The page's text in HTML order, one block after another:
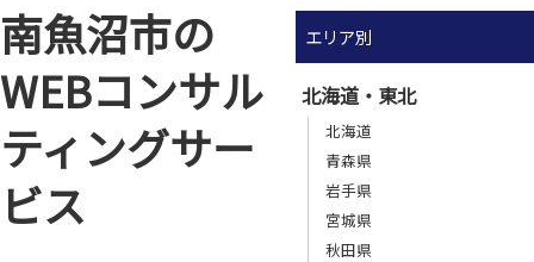
南魚沼市の
WEBコンサル
ティングサー
ビス
エリア別
北海道・東北
北海道
青森県
岩手県
宮城県
秋田県